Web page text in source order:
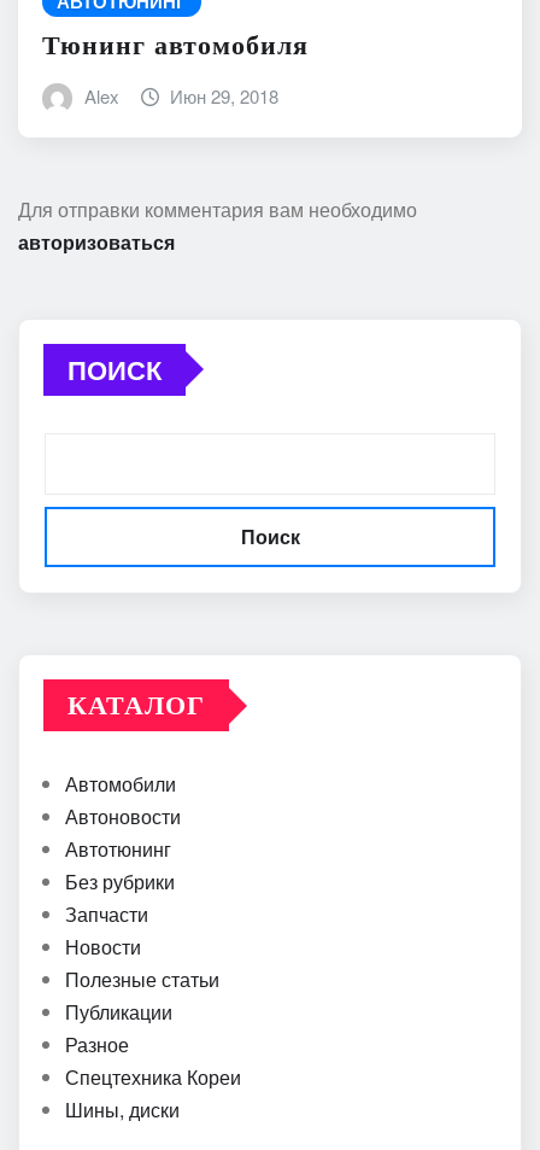
Тюнинг автомобиля
Alex Июн 29, 2018
Для отправки комментария вам необходимо
авторизоваться
ПОИСК
Поиск
КАТАЛОГ
Автомобили
Автоновости
Автотюнинг
Без рубрики
Запчасти
Новости
Полезные статьи
Публикации
Разное
Спецтехника Кореи
Шины, диски